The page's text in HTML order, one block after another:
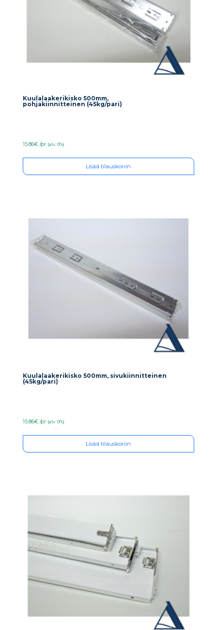
Kuulalaakerikisko 500mm,
pohjakiinnitteinen (45kg/pari)
15.86€ /pr (alv. 0%)
Lisää tilauskoriin
Kuulalaakerikisko 500mm, sivukiinnitteinen
(45kg/pari)
15.86€ /pr (alv. 0%)
Lisää tilauskoriin